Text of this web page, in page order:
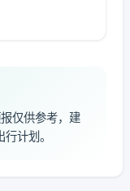
仅供参考，建
计划。